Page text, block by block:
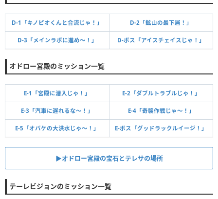
D-1「キノピオくんと合流じゃ！」 D-2「鉱山の最下層！」
D-3「メインラボに進め～！」 D-ボス「アイスチェイスじゃ！」
オドロー宮殿のミッション一覧
E-1「宮殿に潜入じゃ！」 E-2「ダブルトラブルじゃ！」
E-3「汽車に遅れるな～！」 E-4「奇襲作戦じゃ～！」
E-5「オバケの大洪水じゃ～！」 E-ボス「グッドラックルイージ！」
▶︎オドロー宮殿の宝石とテレサの場所
テーレビジョンのミッション一覧